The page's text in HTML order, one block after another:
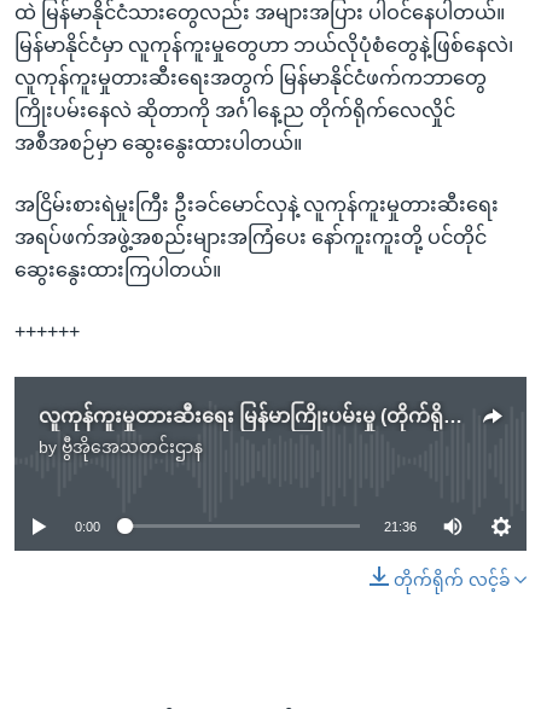
ကျော်
ရန်
ထဲ မြန်မာနိုင်ငံသားတွေလည်း အများအပြား ပါဝင်နေပါတယ်။
မြန်မာနိုင်ငံမှာ လူကုန်ကူးမှုတွေဟာ ဘယ်လိုပုံစံတွေနဲ့ဖြစ်နေလဲ၊
လူကုန်ကူးမှုတားဆီးရေးအတွက် မြန်မာနိုင်ငံဖက်ကဘာတွေ
ကြိုးပမ်းနေလဲ ဆိုတာကို အင်္ဂါနေ့ည တိုက်ရိုက်လေလှိုင်
အစီအစဉ်မှာ ဆွေးနွေးထားပါတယ်။
အငြိမ်းစားရဲမှုးကြီး ဦးခင်မောင်လှနဲ့ လူကုန်ကူးမှုတားဆီးရေး
အရပ်ဖက်အဖွဲ့အစည်းများအကြံပေး နော်ကူးကူးတို့ ပင်တိုင်
ဆွေးနွေးထားကြပါတယ်။
++++++
လူကုန်ကူးမှုတားဆီးရေး မြန်မာကြိုးပမ်းမှု (တိုက်ရိုက်လေလှိုင်း)
by ဗွီအိုအေသတင်းဌာန
No media source currently available
0:00 21:36
တိုက်ရိုက် လင့်ခ်